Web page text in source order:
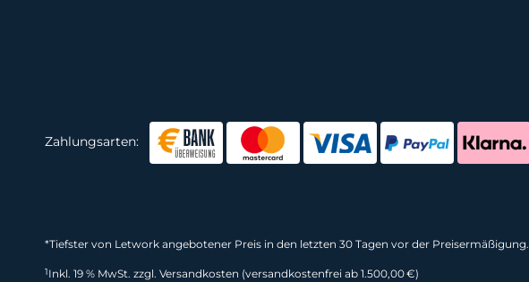
Zahlungsarten:
*Tiefster von Letwork angebotener Preis in den letzten 30 Tagen vor der Preisermäßigung.
1Inkl. 19 % MwSt. zzgl. Versandkosten (versandkostenfrei ab 1.500,00 €)